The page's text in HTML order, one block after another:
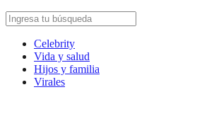
Celebrity
Vida y salud
Hijos y familia
Virales